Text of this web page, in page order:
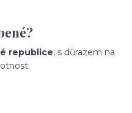
republice, s důrazem na